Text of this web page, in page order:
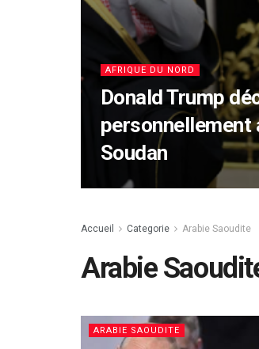
AFRIQUE DU NORD
Donald Trump
personnellement
Soudan
Accueil Categorie Arabie Saoudite
Arabie
ARABIE SAOUDITE